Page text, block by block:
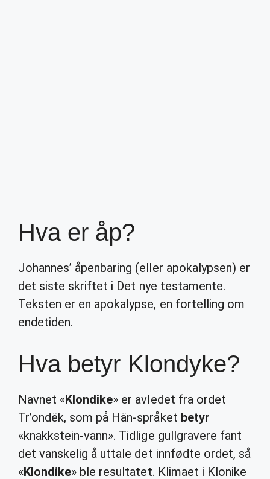
Hva er åp?
Johannes’ åpenbaring (eller apokalypsen) er
det siste skriftet i Det nye testamente.
Teksten er en apokalypse, en fortelling om
endetiden.
Hva betyr Klondyke?
Navnet «Klondike» er avledet fra ordet
Tr’ondëk, som på Hän-språket betyr
«knakkstein-vann». Tidlige gullgravere fant
det vanskelig å uttale det innfødte ordet, så
«Klondike» ble resultatet. Klimaet i Klonike